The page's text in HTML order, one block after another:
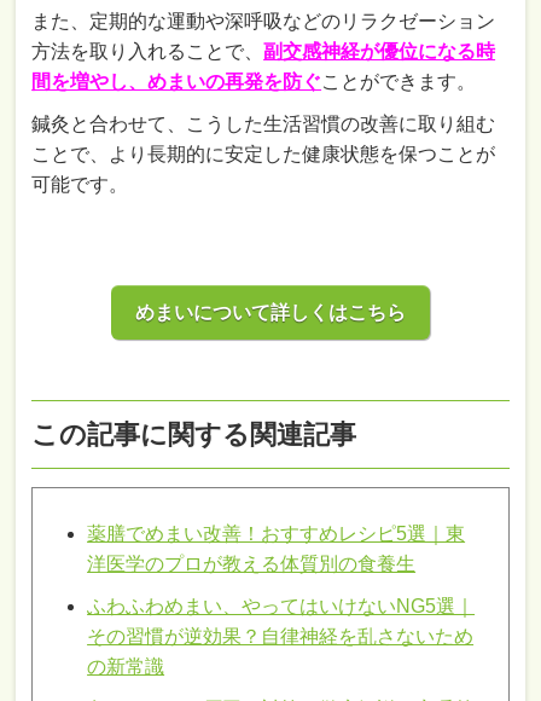
また、定期的な運動や深呼吸などのリラクゼーション
方法を取り入れることで、副交感神経が優位になる時
間を増やし、めまいの再発を防ぐことができます。
鍼灸と合わせて、こうした生活習慣の改善に取り組む
ことで、より長期的に安定した健康状態を保つことが
可能です。
めまいについて詳しくはこちら
この記事に関する関連記事
薬膳でめまい改善！おすすめレシピ5選｜東
洋医学のプロが教える体質別の食養生
ふわふわめまい、やってはいけないNG5選｜
その習慣が逆効果？自律神経を乱さないため
の新常識